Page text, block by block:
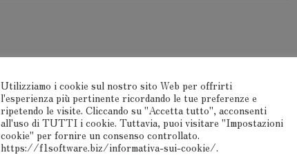
Utilizziamo i cookie sul nostro sito Web per offrirti
l'esperienza più pertinente ricordando le tue preferenze e
ripetendo le visite. Cliccando su "Accetta tutto", acconsenti
all'uso di TUTTI i cookie. Tuttavia, puoi visitare "Impostazioni
cookie" per fornire un consenso controllato.
https://f1software.biz/informativa-sui-cookie/.